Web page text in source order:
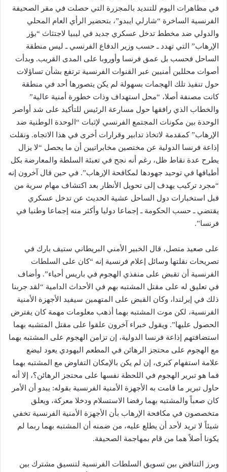
في مظاهرات اليوم للتنديد بالمجزرة التي حصلت في مقر الصحيفة
الفرنسية الساخرة “شارلي ايبدو”، بتحضير الرأي العام المحلي
والدولي ضد مخطط تدخل عسكري جديد في ليبيا لاجتثاث “بؤر
الإرهاب” التي تهدد ـ حسب وزير الدفاع الفرنسي ـ ليس منطقة
الساحل فحسب بل عمق فرنسا وأوروبا على المدى القريب. وبدأت
أصوات محللين أمنيين عبر القنوات الفرنسية ترتفع بشأن تساؤلات
حول تنفيذ تلك الهجمات بسهولة لم يكن يتصورها أحد في منطقة
كانت مصنفة أصلا، “محل استهداف وذات خطورة أمنية عالية”
والخطاب الذي رافقها حول مسارعة الرئيس للتأكيد على شد أواصر
الوحدة بين مكونات المجتمع الفرنسي لإثبات “الوحدة الوطنية ضد
الإرهاب” كمقدمة لاتخاذ تدابير وقرارات أخرى في هذا الاتجاه. ونقلت
إذاعة فرنسا الدولية عن مختصين مخابراتيين أن ما يحصل “لا يزال
يطرح عدة نقاط ظل، رغم أنه نجح في تعبئة السلطة والمعارضة بكل
أطيافها في توحيد جهودها لمكافحة الإرهاب”. في حين قال آخرون إنه
“مجرد تركيب يهدف إلى تحويل الأنظار بعد اكتشاف مهام سرية من
قبل استخبارات دول الساحل عشية الحديث عن تدخل عسكري
يقتضي ـ حسب الحكومة ـ إجماعا دوليا وأكثر منه إجماعا وطنيا في
فرنسا”.
على صعيد متصل، قال الخبير الأمني البريطاني ستيف بارك في
تصريحات نقلتها وسائل إعلام فرنسية إنه “كان على السلطات
الفرنسية أن تقبض على منفذي الهجوم في باريس أحياء”. وأضاف
في تعليق له على مقتل المشتبه بهم في الأحداث الدامية “لقد جربنا
ذلك في إيرلندا، وكان القبض على المتهمين سيفيد الأجهزة الأمنية
الفرنسية، لكن موت المشتبه بهما أذهب معلومات مهمة كان يفترض
الحصول عليها”. ويقول خبراء آخرون علقوا على مقتل المتشبه بهما
استضافتهم إذاعة فرنسا الدولية، إن تزامن الهجوم على المشتبه بهما
مع الهجوم على محتجز الرهائن في المطعم اليهودي يعود ليضع
علامة استفهام كبرى، إن لم يكن بالإمكان التفاوض مع المشتبه بهما
فما هو تبرير الهجوم في اللحظة نفسها على محتجز الرهائن؟، إلا أنه
حاول تبرير ما قامت به الأجهزة الأمنية الفرنسية بقوله: يبدو أن الأمر
كان صعباً والمشتبه بهما رفضا الاستسلام ودخلا معركة، ويعلق
متخصصون في مكافحة الإرهاب بأن الأجهزة الأمنية الفرنسية تخفي
شيئاً لا تريد لأحد أن يطلع عليه، من ضمنه أن المشتبه بهما ربما لم
يكونا أصلاً هما من قام بمهاجمة الصحيفة.
وبرز التناقض بين تسويق السلطات الفرنسية لتنسيق مشترك بين